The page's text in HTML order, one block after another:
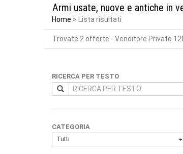
Armi usate, nuove e antiche in
Home Lista risultati
Trovate 2 offerte - Venditore Privato
RICERCA PER TESTO
CATEGORIA
Tutti